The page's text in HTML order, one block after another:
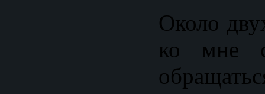
Около
ко мне